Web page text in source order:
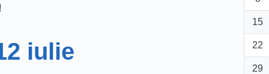
iulie
15
22
29